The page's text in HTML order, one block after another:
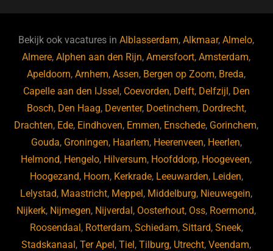
b
o
o
k
ky dI
n
Bekijk ook vacatures inAlblasserdam,Alkmaar,Almelo,
Almere,Alphen aan den Rijn,Amersfoort,Amsterdam,
Apeldoorn,Arnhem,Assen, Bergen op Zoom, Breda,
Capelle aan den IJssel , Coevorden, Delft, Delfzijl , Den
Bosch, Den Haag, Deventer, Doetinchem, Dordrecht,
Drachten, Ede, Eindhoven, Emmen, Enschede, Gorinchem,
Gouda, Groningen, Haarlem, Heerenveen, Heerlen,
Helmond, Hengelo, Hilversum, Hoofddorp, Hoogeveen,
Hoogezand, Hoorn, Kerkrade, Leeuwarden, Leiden,
Lelystad, Maastricht, Meppel , Middelburg, Nieuwegein,
Nijkerk, Nijmegen, Nijverdal , Oosterhout, Oss, Roermond,
Roosendaal , Rotterdam, Schiedam, Sittard, Sneek,
Stadskanaal ,Ter Apel ,Tiel ,Tilburg, Utrecht,Veendam,